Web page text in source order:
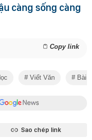
càng sống càng
Copy link
Viết Văn Bài
Sao chép link